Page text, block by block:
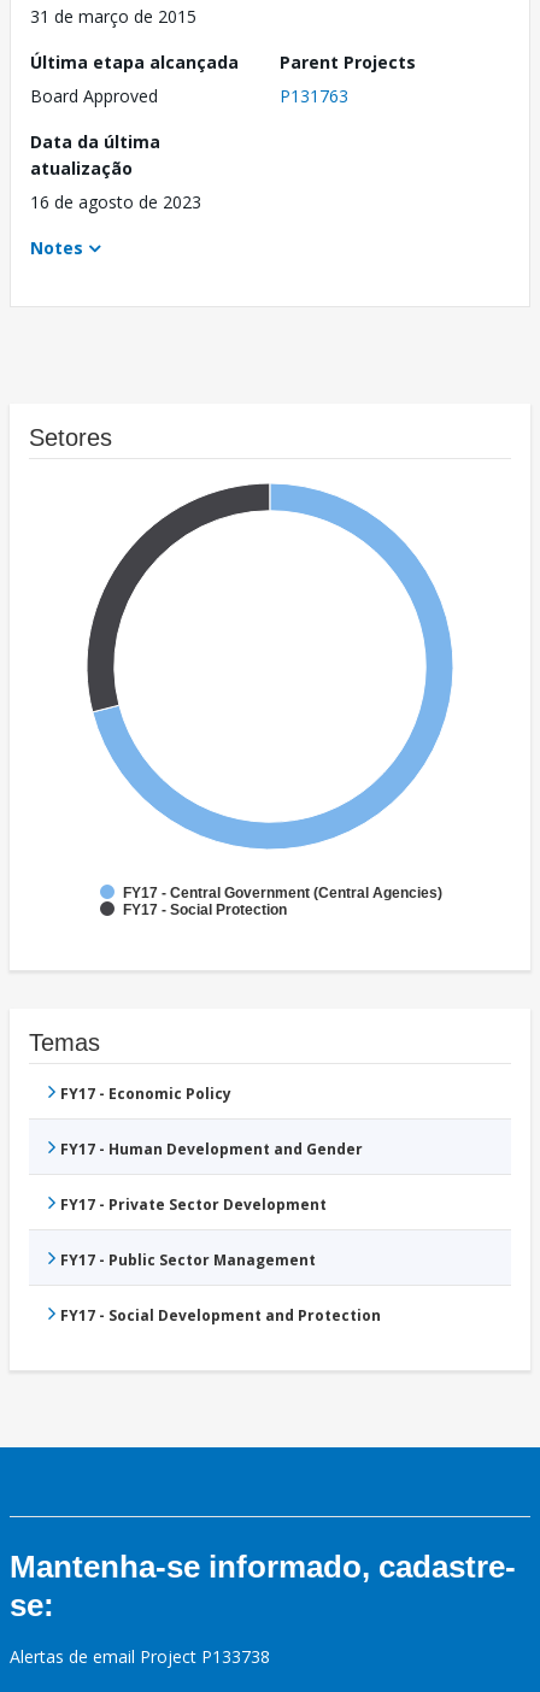
31 de março de 2015
Última etapa alcançada
Board Approved
Parent Projects
P131763
Data da última
atualização
16 de agosto de 2023
Notes
Setores
FY17 - Central Government (Central Agencies)
FY17 - Social Protection
Temas
FY17 - Economic Policy
FY17 - Human Development and Gender
FY17 - Private Sector Development
FY17 - Public Sector Management
FY17 - Social Development and Protection
Mantenha-se informado, cadastre-
se:
Alertas de email Project P133738